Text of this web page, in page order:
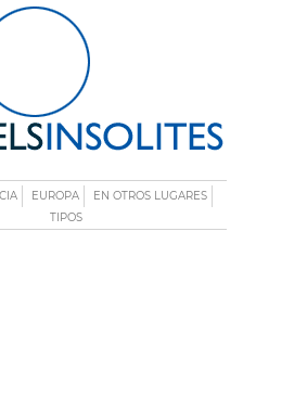
EUROPA
EN OTROS LUGARES
TIPOS